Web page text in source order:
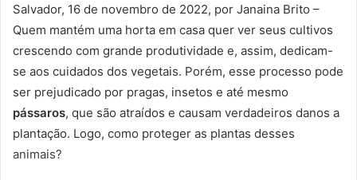
Salvador, 16 de novembro de 2022, por Janaina Brito –
Quem mantém uma horta em casa quer ver seus cultivos
crescendo com grande produtividade e, assim, dedicam-
se aos cuidados dos vegetais. Porém, esse processo pode
ser prejudicado por pragas, insetos e até mesmo
pássaros, que são atraídos e causam verdadeiros danos a
plantação. Logo, como proteger as plantas desses
animais?